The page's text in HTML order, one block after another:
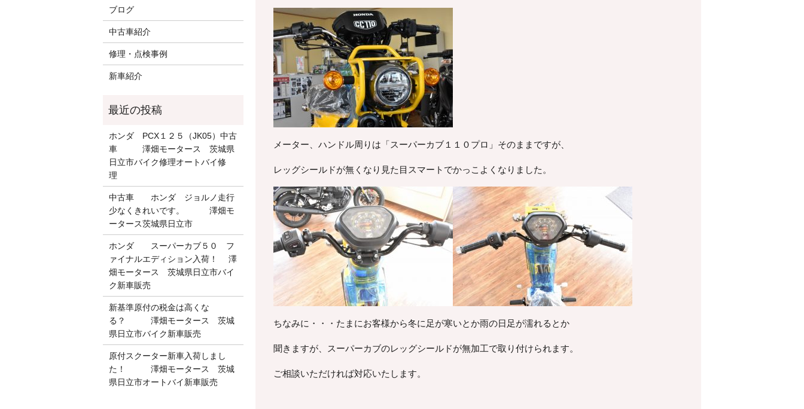
メーター、ハンドル周りは「スーパーカブ１１０プロ」そのままですが、
レッグシールドが無くなり見た目スマートでかっこよくなりました。
ちなみに・・・たまにお客様から冬に足が寒いとか雨の日足が濡れるとか
聞きますが、スーパーカブのレッグシールドが無加工で取り付けられます。
ご相談いただければ対応いたします。
ブログ
中古車紹介
修理・点検事例
新車紹介
ホンダ PCX１２５（JK05）中古
車 澤畑モータース 茨城県
日立市バイク修理オートバイ修
理
中古車 ホンダ ジョルノ走行
少なくきれいです。 澤畑モ
ータース茨城県日立市
ホンダ スーパーカブ５０ フ
ァイナルエディション入荷！ 澤
畑モータース 茨城県日立市バイ
ク新車販売
新基準原付の税金は高くな
る？ 澤畑モータース 茨城
県日立市バイク新車販売
原付スクーター新車入荷しまし
た！ 澤畑モータース 茨城
県日立市オートバイ新車販売